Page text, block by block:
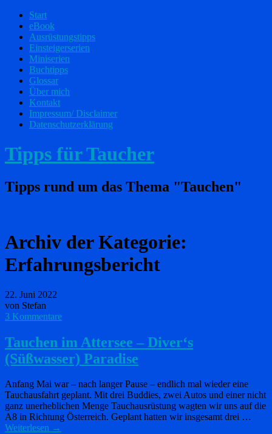
Start
eBook
Ausrüstungstipps
Einsteigerserien
Miniserien
Buchtipps
Glossar
Über mich
Kontakt
Impressum/ Disclaimer
Datenschutzerklärung
Tipps für Taucher
Tipps rund um das Thema "Tauchen"
Archiv der Kategorie:
Erfahrungsbericht
22. Juni 2022
von Stefan
3 Kommentare
Tauchen im Attersee – Diver‘s
(Süßwasser) Paradise
Anfang Mai war – nach langer Pause – endlich mal wieder eine
Tauchausfahrt geplant. Mit drei Buddies, zwei Autos und einer nicht
ganz unerheblichen Menge Tauchausrüstung wagten wir uns auf die
A8 in Richtung Österreich. Geplant hatten wir insgesamt drei …
Weiterlesen →